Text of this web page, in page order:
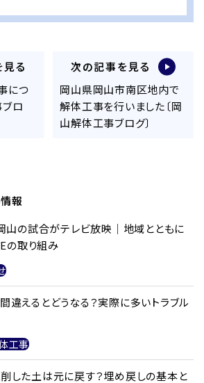
る
につ
ロ
次の記事を見る
岡山県岡山市南区地内で
解体工事を行いました〔岡
山解体工事ブログ〕
報
岡山の試合がテレビ放映｜地域とともに
の取り組み
違えるとどうなる？実際に多いトラブル
工事
した土は元に戻す？埋め戻しの基本と